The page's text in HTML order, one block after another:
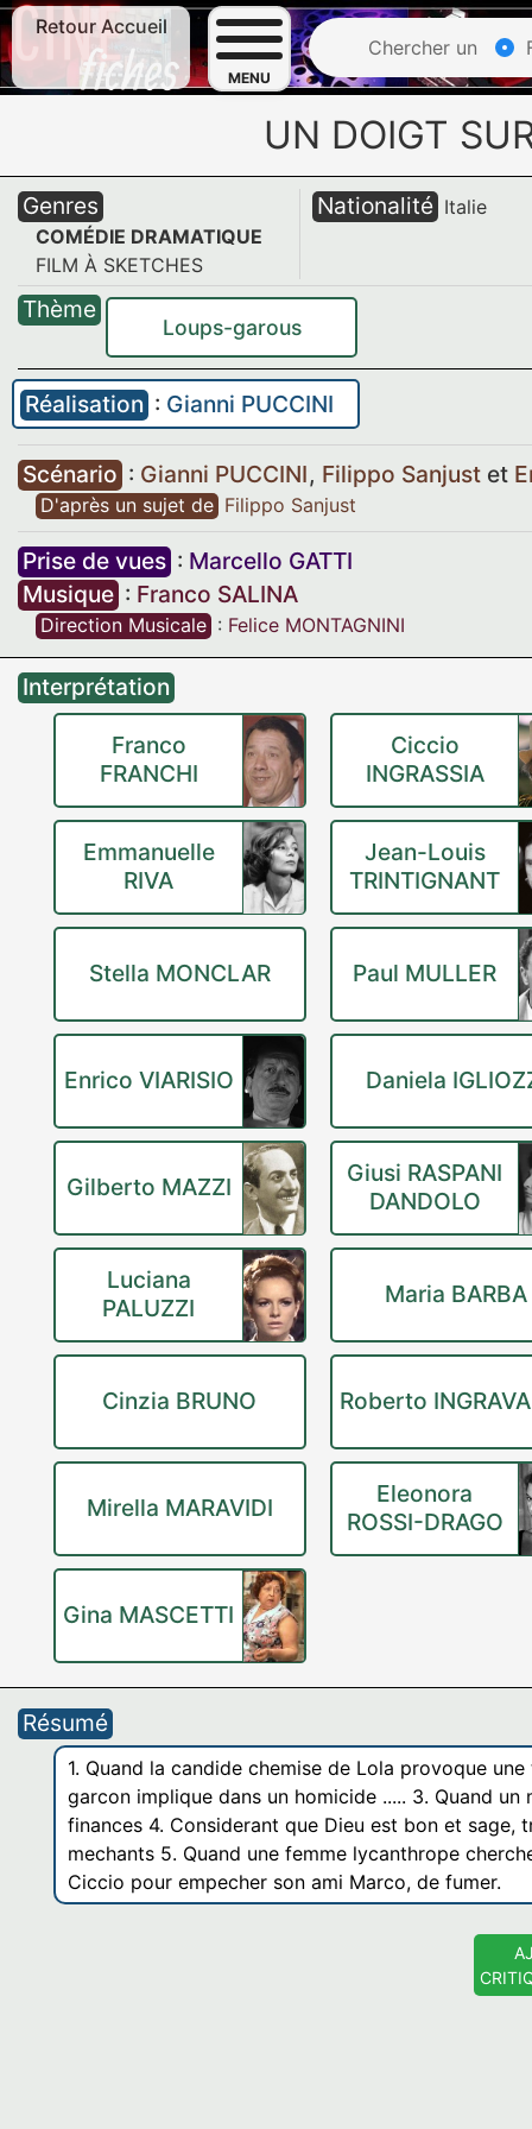
Retour Accueil
MENU
Chercher un
UN DOIGT
Genres
COMÉDIE DRAMATIQUE
FILM À SKETCHES
Nationalité Italie
Thème
Loups-garous
Réalisation : Gianni PUCCINI
Scénario : Gianni PUCCINI, Filippo Sanjust et
D'après un sujet de Filippo Sanjust
Prise de vues : Marcello GATTI
Musique : Franco SALINA
Direction Musicale : Felice MONTAGNINI
Interprétation
Franco
FRANCHI
Ciccio
INGRASSIA
Emmanuelle
RIVA
Jean-Louis
TRINTIGNANT
Stella MONCLAR Paul MULLER
Enrico VIARISIO Daniela
Gilberto MAZZI
Giusi RASPANI
DANDOLO
Luciana
PALUZZI
Maria BARBA
Cinzia BRUNO Roberto
Mirella MARAVIDI
Eleonora
ROSSI-DRAGO
Gina MASCETTI
Résumé
1. Quand la candide chemise de Lola provoque
garcon implique dans un homicide ..... 3. Quand
finances 4. Considerant que Dieu est bon et sage,
mechants 5. Quand une femme lycanthrope
Ciccio pour empecher son ami Marco, de fumer.